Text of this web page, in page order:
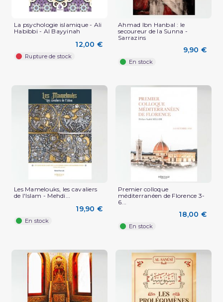
La psychologie islamique - Ali
Habibbi - Al Bayyinah
12,00 €
Rupture de stock
Ahmad Ibn Hanbal : le
secoureur de la Sunna -
Sarrazins
9,90 €
En stock
Les Mamelouks, les cavaliers
de l'Islam - Mehdi...
19,90 €
En stock
Premier colloque
méditerranéen de Florence 3-
6...
18,00 €
En stock